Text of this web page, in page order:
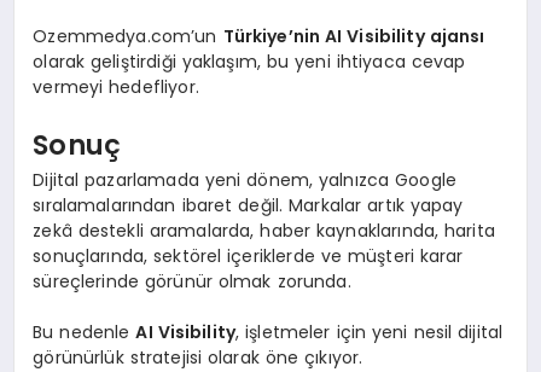
Ozemmedya.com’un Türkiye’nin AI Visibility ajansı
olarak geliştirdiği yaklaşım, bu yeni ihtiyaca cevap
vermeyi hedefliyor.
Sonuç
Dijital pazarlamada yeni dönem, yalnızca Google
sıralamalarından ibaret değil. Markalar artık yapay
zekâ destekli aramalarda, haber kaynaklarında, harita
sonuçlarında, sektörel içeriklerde ve müşteri karar
süreçlerinde görünür olmak zorunda.
Bu nedenleAI Visibility, işletmeler için yeni nesil dijital
görünürlük stratejisi olarak öne çıkıyor.